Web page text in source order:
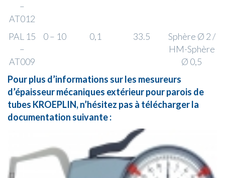
–
AT012
PAL 15
–
AT009
0 – 10 0,1 33.5
Sphère Ø 2 /
HM-Sphère
Ø 0,5
Pour plus d’informations sur les mesureurs
d’épaisseur mécaniques extérieur pour parois de
tubes KROEPLIN, n’hésitez pas à télécharger la
documentation suivante :